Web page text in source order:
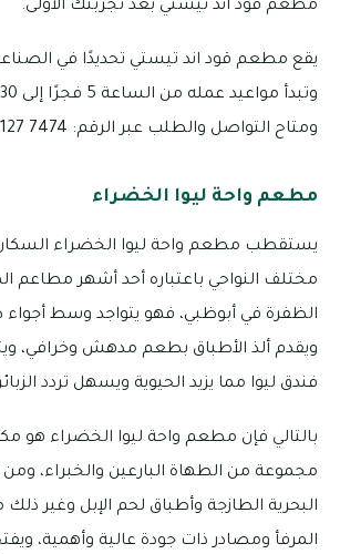
مطعم قود اند تيستي بعد تجربتك الأولى.
يقع مطعم قود اند تيستي تحديدًا في
ومتاح التواصل والطلب عبر الرقم: 7474 127 050
مطعم واحة ليوا الخضراء
يستقطب مطعم واحة ليوا الخضراء
مختلف النواحي باعتباره أحد أشهر مطاعم
الظفرة في أبوظبي، فهو يتواجد وسط أجواء
ويقدم ألذ الأطباق بطعم مدهش وخرافي،
فندق ليوا مما يزيد الحيوية ويسهل تردد
بالتالي فإن مطعم واحة ليوا الخضراء هو
مجموعة من الطهاة البارعين والخبراء، ومن
البحرية الطازجة وأطباق لحم الإبل وغير
المرفأ ومصادر ذات جودة عالية وأهمية،